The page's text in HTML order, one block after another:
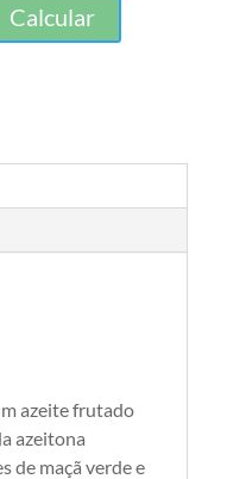
Calcular
azeite frutado
azeitona
de maçã verde e